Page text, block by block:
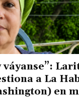
a La
en